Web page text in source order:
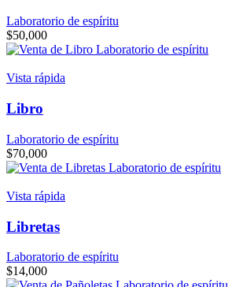
Laboratorio de espíritu
$50,000
Vista rápida
Libro
Laboratorio de espíritu
$70,000
Vista rápida
Libretas
Laboratorio de espíritu
$14,000